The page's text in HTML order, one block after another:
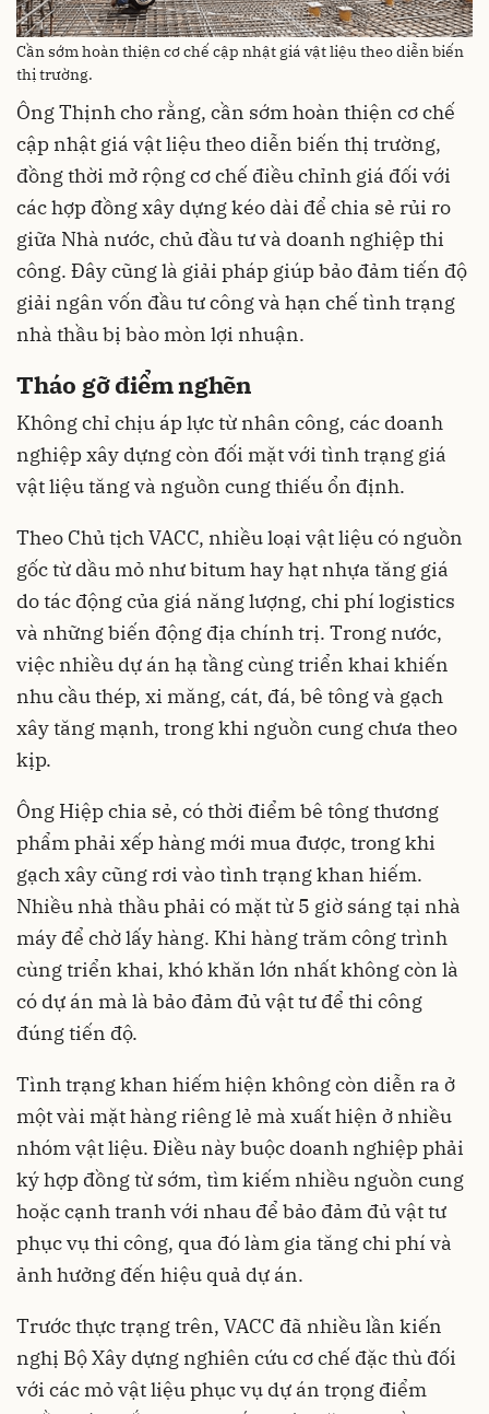
Cần sớm hoàn thiện cơ chế cập nhật giá vật liệu theo diễn biến
thị trường.
Ông Thịnh cho rằng, cần sớm hoàn thiện cơ chế
cập nhật giá vật liệu theo diễn biến thị trường,
đồng thời mở rộng cơ chế điều chỉnh giá đối với
các hợp đồng xây dựng kéo dài để chia sẻ rủi ro
giữa Nhà nước, chủ đầu tư và doanh nghiệp thi
công. Đây cũng là giải pháp giúp bảo đảm tiến độ
giải ngân vốn đầu tư công và hạn chế tình trạng
nhà thầu bị bào mòn lợi nhuận.
Tháo gỡ điểm nghẽn
Không chỉ chịu áp lực từ nhân công, các doanh
nghiệp xây dựng còn đối mặt với tình trạng giá
vật liệu tăng và nguồn cung thiếu ổn định.
Theo Chủ tịch VACC, nhiều loại vật liệu có nguồn
gốc từ dầu mỏ như bitum hay hạt nhựa tăng giá
do tác động của giá năng lượng, chi phí logistics
và những biến động địa chính trị. Trong nước,
việc nhiều dự án hạ tầng cùng triển khai khiến
nhu cầu thép, xi măng, cát, đá, bê tông và gạch
xây tăng mạnh, trong khi nguồn cung chưa theo
kịp.
Ông Hiệp chia sẻ, có thời điểm bê tông thương
phẩm phải xếp hàng mới mua được, trong khi
gạch xây cũng rơi vào tình trạng khan hiếm.
Nhiều nhà thầu phải có mặt từ 5 giờ sáng tại nhà
máy để chờ lấy hàng. Khi hàng trăm công trình
cùng triển khai, khó khăn lớn nhất không còn là
có dự án mà là bảo đảm đủ vật tư để thi công
đúng tiến độ.
Tình trạng khan hiếm hiện không còn diễn ra ở
một vài mặt hàng riêng lẻ mà xuất hiện ở nhiều
nhóm vật liệu. Điều này buộc doanh nghiệp phải
ký hợp đồng từ sớm, tìm kiếm nhiều nguồn cung
hoặc cạnh tranh với nhau để bảo đảm đủ vật tư
phục vụ thi công, qua đó làm gia tăng chi phí và
ảnh hưởng đến hiệu quả dự án.
Trước thực trạng trên, VACC đã nhiều lần kiến
nghị Bộ Xây dựng nghiên cứu cơ chế đặc thù đối
với các mỏ vật liệu phục vụ dự án trọng điểm